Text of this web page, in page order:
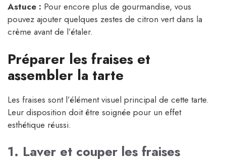
Astuce : Pour encore plus de gourmandise, vous
pouvez ajouter quelques zestes de citron vert dans la
crème avant de l’étaler.
Préparer les fraises et
assembler la tarte
Les fraises sont l’élément visuel principal de cette tarte.
Leur disposition doit être soignée pour un effet
esthétique réussi.
1. Laver et couper les fraises